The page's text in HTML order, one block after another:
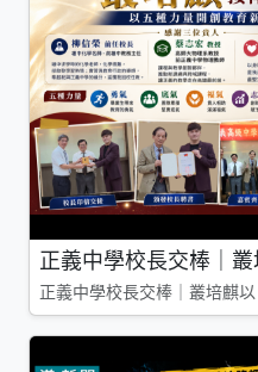
正義中學校長交棒｜叢
正義中學校長交棒｜叢培麒